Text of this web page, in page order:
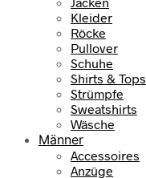
Kleider
Röcke
Pullover
Schuhe
Shirts & Tops
Strümpfe
Sweatshirts
Wäsche
Männer
Accessoires
Anzüge